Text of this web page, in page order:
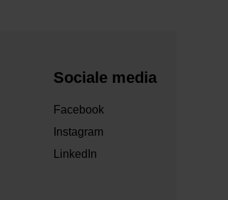
Sociale media
Facebook
Instagram
LinkedIn